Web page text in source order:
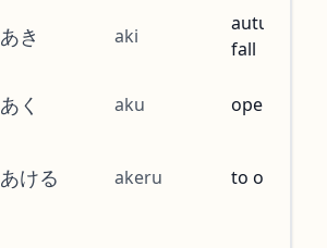
あき aki
autumn,
fall
あく aku open
あける akeru to open